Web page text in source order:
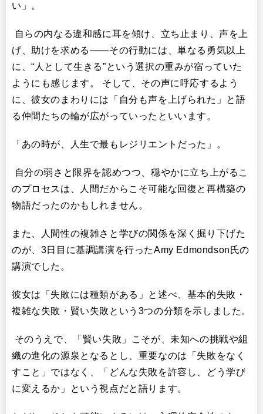
い」。
自らの内なる違和感に耳を傾け、立ち止まり、声を上
げ、助けを求める——その行動には、単なる勇気以上
に、“人として生きる”という選択の重みが宿っていた
ようにも感じます。 そして、その声に呼応するよう
に、彼女のまわりには「自分も声を上げられた」と語
る仲間たちの輪が広がっていったといいます。
「あの時が、人生で最もレジリエントだった」。
自分の弱さと限界を認めつつ、穏やかに立ち上がるこ
のプロセスは、人間だからこそ可能な回復と再構築の
物語だったのかもしれません。
また、人間性の複雑さと学びの関係を深く掘り下げた
のが、3日目に基調講演を行ったAmy Edmondson氏の
講演でした。
彼女は「失敗には種類がある」と述べ、基本的失敗・
複雑な失敗・賢い失敗という3つの分類を示しました。
そのうえで、「賢い失敗」こそが、未知への挑戦や組
織の進化の源泉となるとし、重要なのは「失敗をなく
すこと」ではなく、「どんな失敗を許容し、どう学び
に変えるか」という視点だと語ります。